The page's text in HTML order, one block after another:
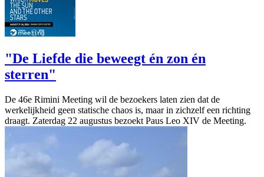
"De Liefde die beweegt én zon én
sterren"
De 46e Rimini Meeting wil de bezoekers laten zien dat de
werkelijkheid geen statische chaos is, maar in zichzelf een richting
draagt. Zaterdag 22 augustus bezoekt Paus Leo XIV de Meeting.